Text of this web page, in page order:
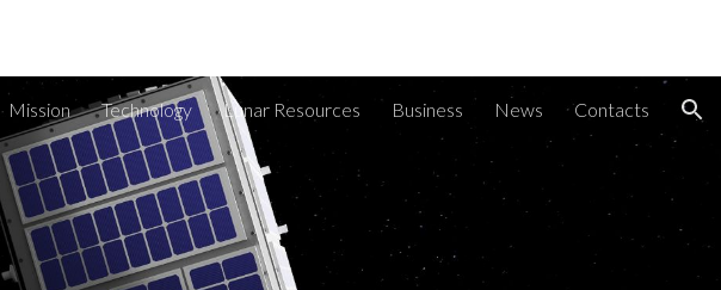
Mission Technology Lunar Resources Business News Contacts